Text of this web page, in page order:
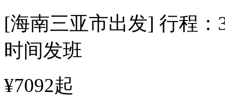
[海南三亚市出发] 行程：
时间发班
¥7092起